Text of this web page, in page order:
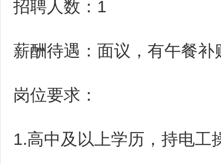
招聘人数：1
薪酬待遇：面议，有午餐补
岗位要求：
1.高中及以上学历，持电工